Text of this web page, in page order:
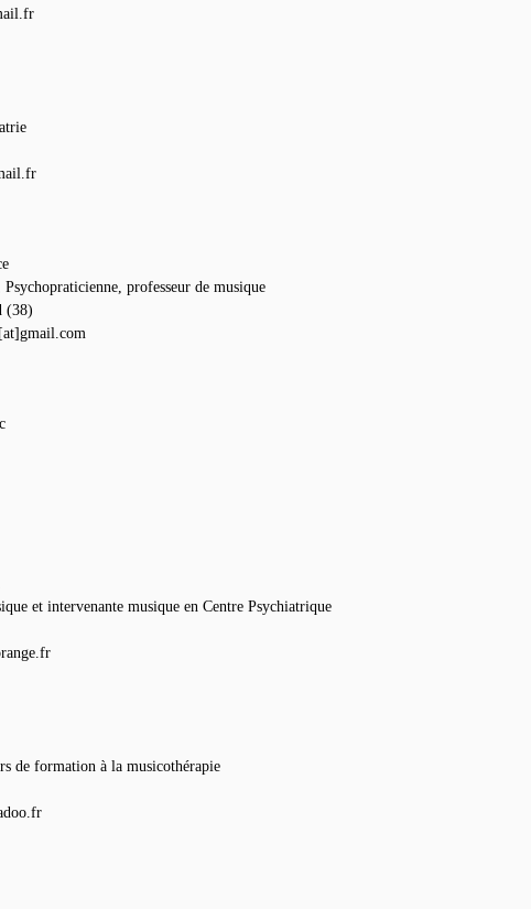
professeur de musique
(38)
et intervenante musique en Centre Psychiatrique
de formation à la musicothérapie